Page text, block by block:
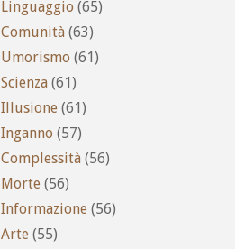
Linguaggio (65)
Comunità (63)
Umorismo (61)
Scienza (61)
Illusione (61)
Inganno (57)
Complessità (56)
Morte (56)
Informazione (56)
Arte (55)